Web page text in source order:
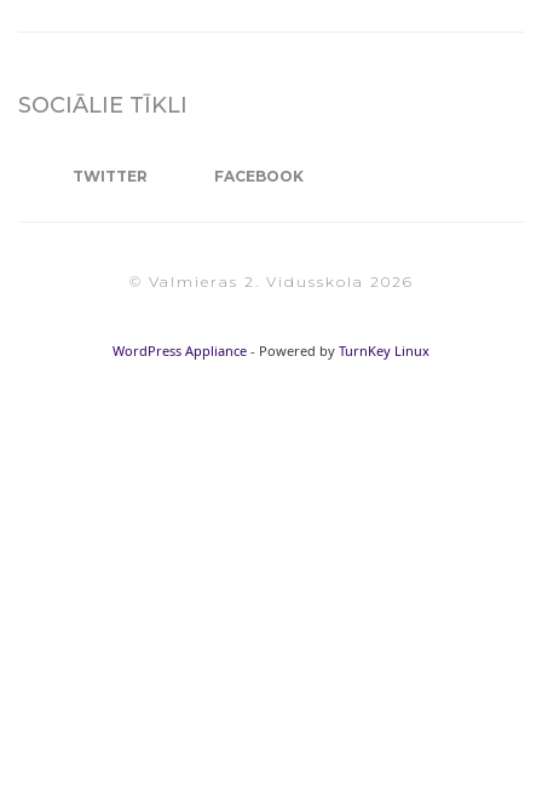
SOCIĀLIE TĪKLI
TWITTER FACEBOOK
© Valmieras 2. Vidusskola 2026
WordPress Appliance - Powered by TurnKey Linux